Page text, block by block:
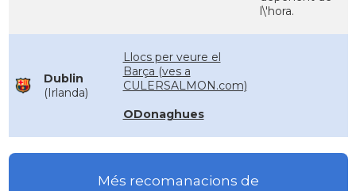
l\'hora.
Dublin
(Irlanda)
Llocs per veure el
Barça (ves a
CULERSALMON.com)
ODonaghues
Més recomanacions de